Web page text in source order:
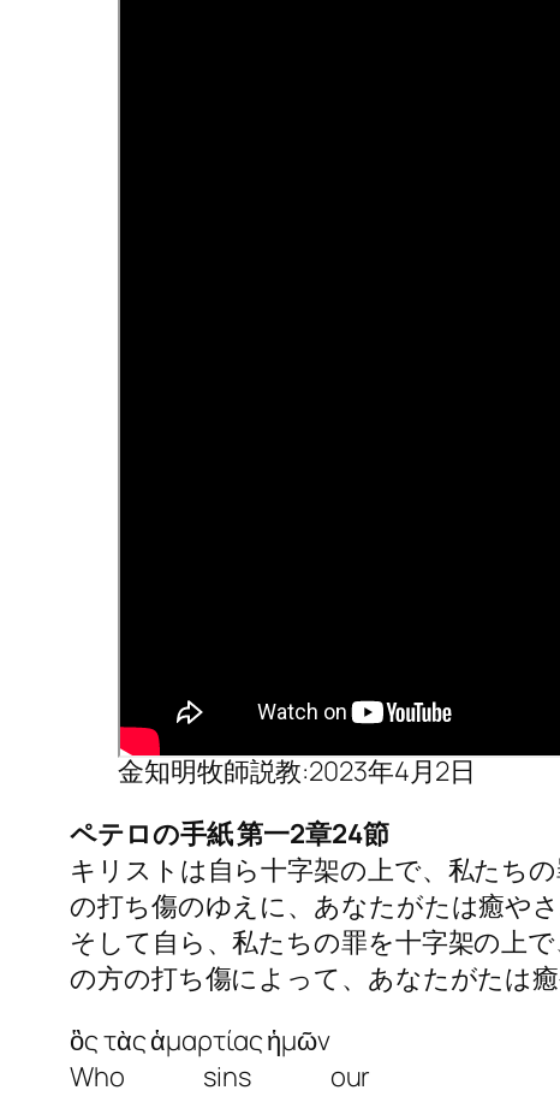
金知明牧師説教:2023年4月2日
ペテロの手紙 第一2章24節
キリストは自ら十字架の上で、私たち
の打ち傷のゆえに、あなたがたは癒やさ
そして自ら、私たちの罪を十字架の上
の方の打ち傷によって、あなたがたは
ὃς τὰς ἁμαρτίας ἡμῶν
Who sins our